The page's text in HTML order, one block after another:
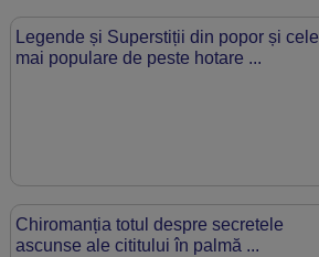
Legende și Superstiții din popor și cele
mai populare de peste hotare ...
Chiromanția totul despre secretele
ascunse ale cititului în palmă ...